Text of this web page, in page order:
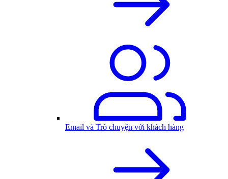
Email và Trò chuyện với khách hàng